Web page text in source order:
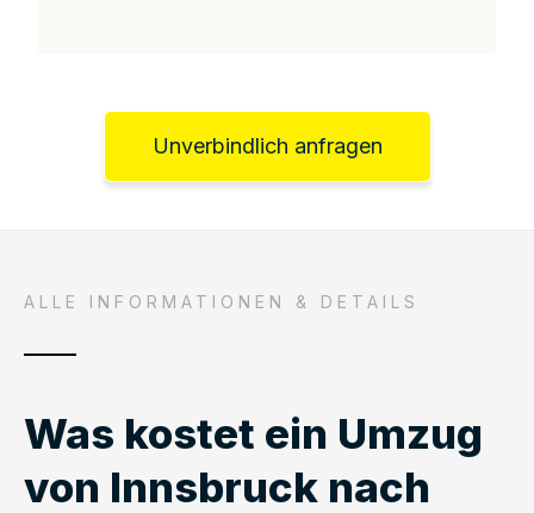
Unverbindlich anfragen
ALLE INFORMATIONEN & DETAILS
Was kostet ein Umzug
von Innsbruck nach